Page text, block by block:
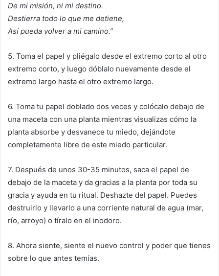
De mi misión, ni mi destino.
Destierra todo lo que me detiene,
Así pueda volver a mi camino.”
5. Toma el papel y pliégalo desde el extremo corto al otro
extremo corto, y luego dóblalo nuevamente desde el
extremo largo hasta el otro extremo largo.
6. Toma tu papel doblado dos veces y colócalo debajo de
una maceta con una planta mientras visualizas cómo la
planta absorbe y desvanece tu miedo, dejándote
completamente libre de este miedo particular.
7. Después de unos 30-35 minutos, saca el papel de
debajo de la maceta y da gracias a la planta por toda su
gracia y ayuda en tu ritual. Deshazte del papel. Puedes
destruirlo y llevarlo a una corriente natural de agua (mar,
río, arroyo) o tíralo en el inodoro.
8. Ahora siente, siente el nuevo control y poder que tienes
sobre lo que antes temías.